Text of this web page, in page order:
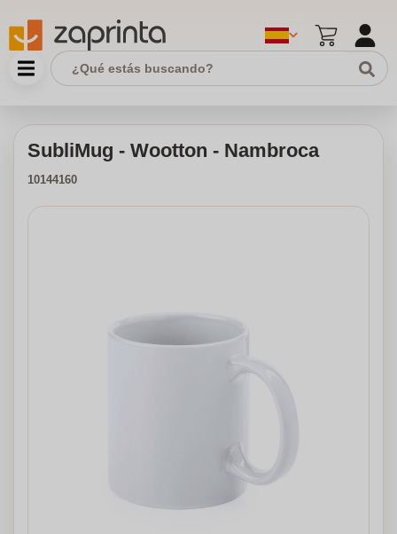
SubliMug - Wootton - Nambroca
10144160